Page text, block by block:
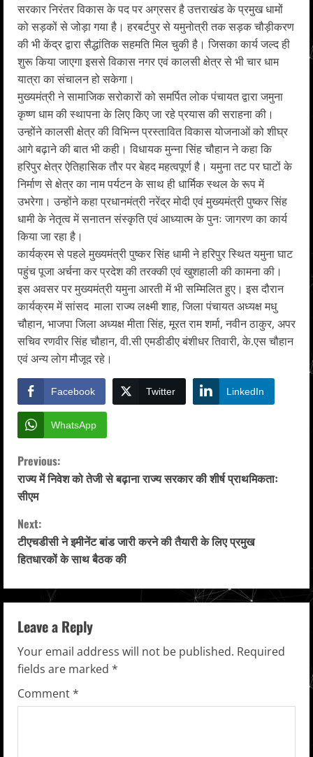
सरकार निरंतर विकास के पद पर अग्रसर है उत्तराखंड के प्रमुख धामों
को सड़कों से जोड़ा गया है। हरबर्टपुर से यमुनोत्री तक सड़क चौड़ीकरण
की भी केंद्र द्वारा सैद्धांतिक सहमति मिल चुकी है। जिसका कार्य जल्द ही
शुरू किया जाएगा इससे विकास नगर एवं कालसी क्षेत्र से भी चार धाम
यात्रा का संचालन हो सकेगा।
मुख्यमंत्री ने सामाजिक सरोकारों को समर्पित लोक पंचायत द्वारा जमुना
कृष्ण धाम की स्थापना के लिए किए जा रहे प्रयास की सराहना की।
उन्होंने कालसी क्षेत्र की विभिन्न प्रस्तावित विकास योजनाओं को शीघ्र
आगे बढ़ाने की बात भी कही। विधायक मुन्ना सिंह चौहान ने कहा कि
हरिपुर क्षेत्र ऐतिहासिक तौर पर बेहद महत्वपूर्ण है। यमुना तट पर घाटों के
निर्माण से क्षेत्र का नाम पर्यटन के साथ ही धार्मिक स्थल के रूप में
उभरेगा। उन्होंने कहा प्रधानमंत्री नरेंद्र मोदी एवं मुख्यमंत्री पुष्कर सिंह
धामी के नेतृत्व में सनातन संस्कृति एवं आध्यात्म के पुनः जागरण का कार्य
किया जा रहा है।
कार्यक्रम से पहले मुख्यमंत्री पुष्कर सिंह धामी ने हरिपुर स्थित यमुना घाट
पहुंच पूजा अर्चना कर प्रदेश की तरक्की एवं खुशहाली की कामना की।
इस अवसर पर मुख्यमंत्री यमुना आरती में भी सम्मिलित हुए। इस दौरान
कार्यक्रम में सांसद माला राज्य लक्ष्मी शाह, जिला पंचायत अध्यक्ष मधु
चौहान, भाजपा जिला अध्यक्ष मीता सिंह, मूरत राम शर्मा, नवीन ठाकुर, अपर
सचिव रणवीर सिंह चौहान, वी.सी एमडीडीए बंशीधर तिवारी, के.एस चौहान
एवं अन्य लोग मौजूद रहे।
Facebook Twitter LinkedIn
WhatsApp
C
o
n
t
i
n
u
e
R
Previous:
राज्य में निवेश को तेजी से बढ़ाना राज्य सरकार की शीर्ष प्राथमिकताः
सीएम
Next:
टीएचडीसी ने इमीनेंट बांड जारी करने की तैयारी के लिए प्रमुख
हितधारकों के साथ बैठक की
Leave a Reply
Your email address will not be published. Required
fields are marked *
Comment*